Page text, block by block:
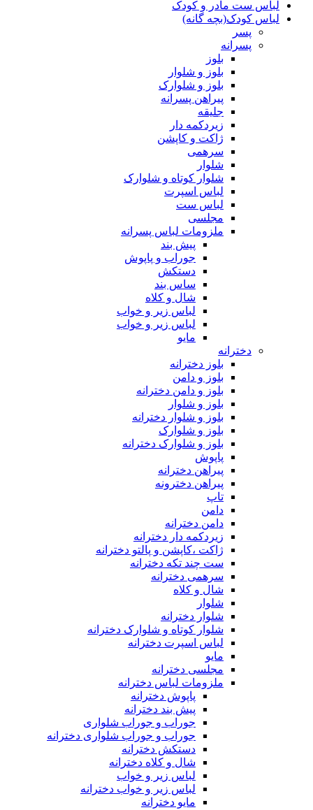
لباس ست مادر و کودک
لباس کودک(بچه گانه)
پسر
پسرانه
بلوز
بلوز و شلوار
بلوز و شلوارک
پیراهن پسرانه
جلیقه
زیردکمه دار
ژاکت و کاپشن
سرهمی
شلوار
شلوار کوتاه و شلوارک
لباس اسپرت
لباس ست
مجلسی
ملزومات لباس پسرانه
پیش بند
جوراب و پاپوش
دستکش
ساس بند
شال و کلاه
لباس زیر و خواب
لباس زیر و خواب
مایو
دخترانه
بلوز دخترانه
بلوز و دامن
بلوز و دامن دخترانه
بلوز و شلوار
بلوز و شلوار دخترانه
بلوز و شلوارک
بلوز و شلوارک دخترانه
پاپوش
پیراهن دخترانه
پیراهن دخترونه
تاپ
دامن
دامن دخترانه
زیردکمه دار دخترانه
ژاکت ،کاپشن و پالتو دخترانه
ست چند تکه دخترانه
سرهمی دخترانه
شال و کلاه
شلوار
شلوار دخترانه
شلوار کوتاه و شلوارک دخترانه
لباس اسپرت دخترانه
مایو
مجلسی دخترانه
ملزومات لباس دخترانه
پاپوش دخترانه
پیش بند دخترانه
جوراب و جوراب شلواری
جوراب و جوراب شلواری دخترانه
دستکش دخترانه
شال و کلاه دخترانه
لباس زیر و خواب
لباس زیر و خواب دخترانه
مایو دخترانه